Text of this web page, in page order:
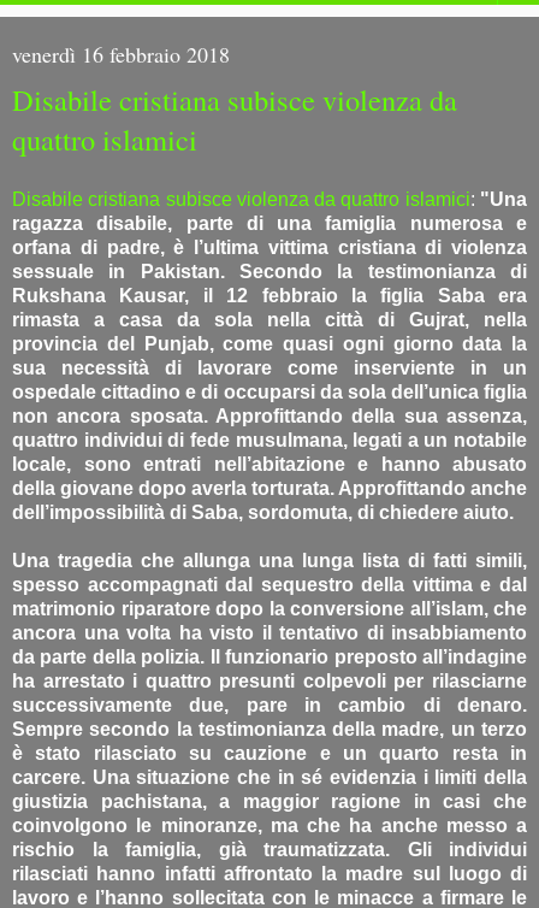
venerdì 16 febbraio 2018
Disabile cristiana subisce violenza da
quattro islamici
Disabile cristiana subisce violenza da quattro islamici: "Una
ragazza disabile, parte di una famiglia numerosa e
orfana di padre, è l’ultima vittima cristiana di violenza
sessuale in Pakistan. Secondo la testimonianza di
Rukshana Kausar, il 12 febbraio la figlia Saba era
rimasta a casa da sola nella città di Gujrat, nella
provincia del Punjab, come quasi ogni giorno data la
sua necessità di lavorare come inserviente in un
ospedale cittadino e di occuparsi da sola dell’unica figlia
non ancora sposata. Approfittando della sua assenza,
quattro individui di fede musulmana, legati a un notabile
locale, sono entrati nell’abitazione e hanno abusato
della giovane dopo averla torturata. Approfittando anche
dell’impossibilità di Saba, sordomuta, di chiedere aiuto.
Una tragedia che allunga una lunga lista di fatti simili,
spesso accompagnati dal sequestro della vittima e dal
matrimonio riparatore dopo la conversione all’islam, che
ancora una volta ha visto il tentativo di insabbiamento
da parte della polizia. Il funzionario preposto all’indagine
ha arrestato i quattro presunti colpevoli per rilasciarne
successivamente due, pare in cambio di denaro.
Sempre secondo la testimonianza della madre, un terzo
è stato rilasciato su cauzione e un quarto resta in
carcere. Una situazione che in sé evidenzia i limiti della
giustizia pachistana, a maggior ragione in casi che
coinvolgono le minoranze, ma che ha anche messo a
rischio la famiglia, già traumatizzata. Gli individui
rilasciati hanno infatti affrontato la madre sul luogo di
lavoro e l’hanno sollecitata con le minacce a firmare le